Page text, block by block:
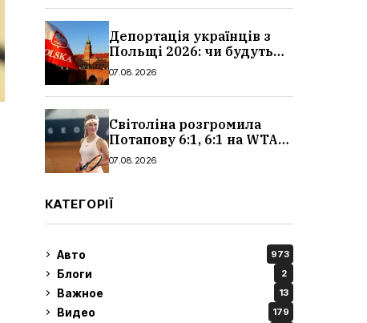
Депортація українців з
Польщі 2026: чи будуть
висилати українських
07.08.2026
Світоліна розгромила
Потапову 6:1, 6:1 на WTA
1000 у Торонто
07.08.2026
КАТЕГОРІЇ
Авто 973
Блоги 2
Важное 13
Видео 179